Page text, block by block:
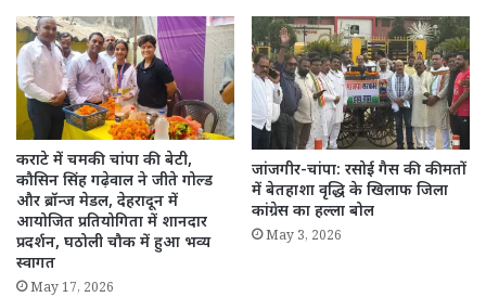
कराटे में चमकी चांपा की बेटी,
कौसिन सिंह गढ़ेवाल ने जीते गोल्ड
और ब्रॉन्ज मेडल, देहरादून में
आयोजित प्रतियोगिता में शानदार
प्रदर्शन, घठोली चौक में हुआ भव्य
स्वागत
May 17, 2026
जांजगीर-चांपा: रसोई गैस की कीमतों
में बेतहाशा वृद्धि के खिलाफ जिला
कांग्रेस का हल्ला बोल
May 3, 2026